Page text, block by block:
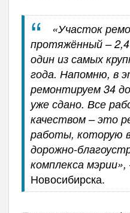
«Участок
протяжённый –
один из самых
года. Напомню, в
ремонтируем 34
уже сдано. Все
качеством – это
работы, которую
дорожно-
комплекса мэрии»,
Новосибирска.